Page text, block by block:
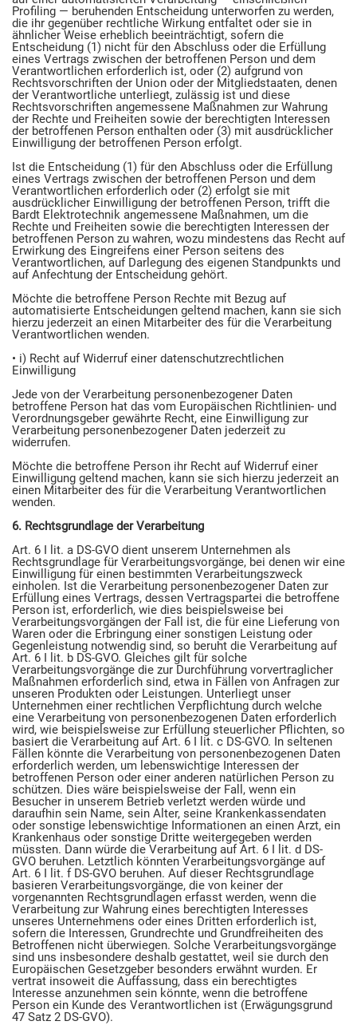
Profiling — beruhenden Entscheidung unterworfen zu werden,
die ihr gegenüber rechtliche Wirkung entfaltet oder sie in
ähnlicher Weise erheblich beeinträchtigt, sofern die
Entscheidung (1) nicht für den Abschluss oder die Erfüllung
eines Vertrags zwischen der betroffenen Person und dem
Verantwortlichen erforderlich ist, oder (2) aufgrund von
Rechtsvorschriften der Union oder der Mitgliedstaaten, denen
der Verantwortliche unterliegt, zulässig ist und diese
Rechtsvorschriften angemessene Maßnahmen zur Wahrung
der Rechte und Freiheiten sowie der berechtigten Interessen
der betroffenen Person enthalten oder (3) mit ausdrücklicher
Einwilligung der betroffenen Person erfolgt.
Ist die Entscheidung (1) für den Abschluss oder die Erfüllung
eines Vertrags zwischen der betroffenen Person und dem
Verantwortlichen erforderlich oder (2) erfolgt sie mit
ausdrücklicher Einwilligung der betroffenen Person, trifft die
Bardt Elektrotechnik angemessene Maßnahmen, um die
Rechte und Freiheiten sowie die berechtigten Interessen der
betroffenen Person zu wahren, wozu mindestens das Recht auf
Erwirkung des Eingreifens einer Person seitens des
Verantwortlichen, auf Darlegung des eigenen Standpunkts und
auf Anfechtung der Entscheidung gehört.
Möchte die betroffene Person Rechte mit Bezug auf
automatisierte Entscheidungen geltend machen, kann sie sich
hierzu jederzeit an einen Mitarbeiter des für die Verarbeitung
Verantwortlichen wenden.
• i) Recht auf Widerruf einer datenschutzrechtlichen
Einwilligung
Jede von der Verarbeitung personenbezogener Daten
betroffene Person hat das vom Europäischen Richtlinien- und
Verordnungsgeber gewährte Recht, eine Einwilligung zur
Verarbeitung personenbezogener Daten jederzeit zu
widerrufen.
Möchte die betroffene Person ihr Recht auf Widerruf einer
Einwilligung geltend machen, kann sie sich hierzu jederzeit an
einen Mitarbeiter des für die Verarbeitung Verantwortlichen
wenden.
6. Rechtsgrundlage der Verarbeitung
Art. 6 I lit. a DS-GVO dient unserem Unternehmen als
Rechtsgrundlage für Verarbeitungsvorgänge, bei denen wir eine
Einwilligung für einen bestimmten Verarbeitungszweck
einholen. Ist die Verarbeitung personenbezogener Daten zur
Erfüllung eines Vertrags, dessen Vertragspartei die betroffene
Person ist, erforderlich, wie dies beispielsweise bei
Verarbeitungsvorgängen der Fall ist, die für eine Lieferung von
Waren oder die Erbringung einer sonstigen Leistung oder
Gegenleistung notwendig sind, so beruht die Verarbeitung auf
Art. 6 I lit. b DS-GVO. Gleiches gilt für solche
Verarbeitungsvorgänge die zur Durchführung vorvertraglicher
Maßnahmen erforderlich sind, etwa in Fällen von Anfragen zur
unseren Produkten oder Leistungen. Unterliegt unser
Unternehmen einer rechtlichen Verpflichtung durch welche
eine Verarbeitung von personenbezogenen Daten erforderlich
wird, wie beispielsweise zur Erfüllung steuerlicher Pflichten, so
basiert die Verarbeitung auf Art. 6 I lit. c DS-GVO. In seltenen
Fällen könnte die Verarbeitung von personenbezogenen Daten
erforderlich werden, um lebenswichtige Interessen der
betroffenen Person oder einer anderen natürlichen Person zu
schützen. Dies wäre beispielsweise der Fall, wenn ein
Besucher in unserem Betrieb verletzt werden würde und
daraufhin sein Name, sein Alter, seine Krankenkassendaten
oder sonstige lebenswichtige Informationen an einen Arzt, ein
Krankenhaus oder sonstige Dritte weitergegeben werden
müssten. Dann würde die Verarbeitung auf Art. 6 I lit. d DS-
GVO beruhen. Letztlich könnten Verarbeitungsvorgänge auf
Art. 6 I lit. f DS-GVO beruhen. Auf dieser Rechtsgrundlage
basieren Verarbeitungsvorgänge, die von keiner der
vorgenannten Rechtsgrundlagen erfasst werden, wenn die
Verarbeitung zur Wahrung eines berechtigten Interesses
unseres Unternehmens oder eines Dritten erforderlich ist,
sofern die Interessen, Grundrechte und Grundfreiheiten des
Betroffenen nicht überwiegen. Solche Verarbeitungsvorgänge
sind uns insbesondere deshalb gestattet, weil sie durch den
Europäischen Gesetzgeber besonders erwähnt wurden. Er
vertrat insoweit die Auffassung, dass ein berechtigtes
Interesse anzunehmen sein könnte, wenn die betroffene
Person ein Kunde des Verantwortlichen ist (Erwägungsgrund
47 Satz 2 DS-GVO).